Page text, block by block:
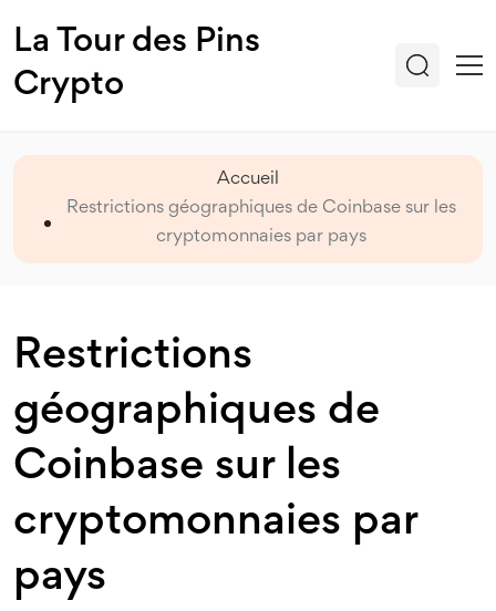
La Tour des Pins
Crypto
Accueil
Restrictions géographiques de Coinbase sur les
cryptomonnaies par pays
Restrictions
géographiques de
Coinbase sur les
cryptomonnaies par
pays